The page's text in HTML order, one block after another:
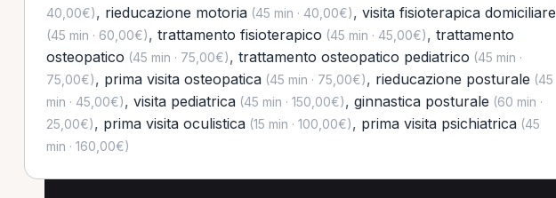
40,00€), rieducazione motoria(45 min · 40,00€), visita fisioterapica domiciliare
(45 min · 60,00€), trattamento fisioterapico (45 min · 45,00€), trattamento
osteopatico (45 min · 75,00€), trattamento osteopatico pediatrico (45 min ·
75,00€), prima visita osteopatica(45 min · 75,00€), rieducazione posturale (45
min · 45,00€), visita pediatrica(45 min · 150,00€), ginnastica posturale (60 min ·
25,00€), prima visita oculistica(15 min · 100,00€), prima visita psichiatrica(45
min · 160,00€)